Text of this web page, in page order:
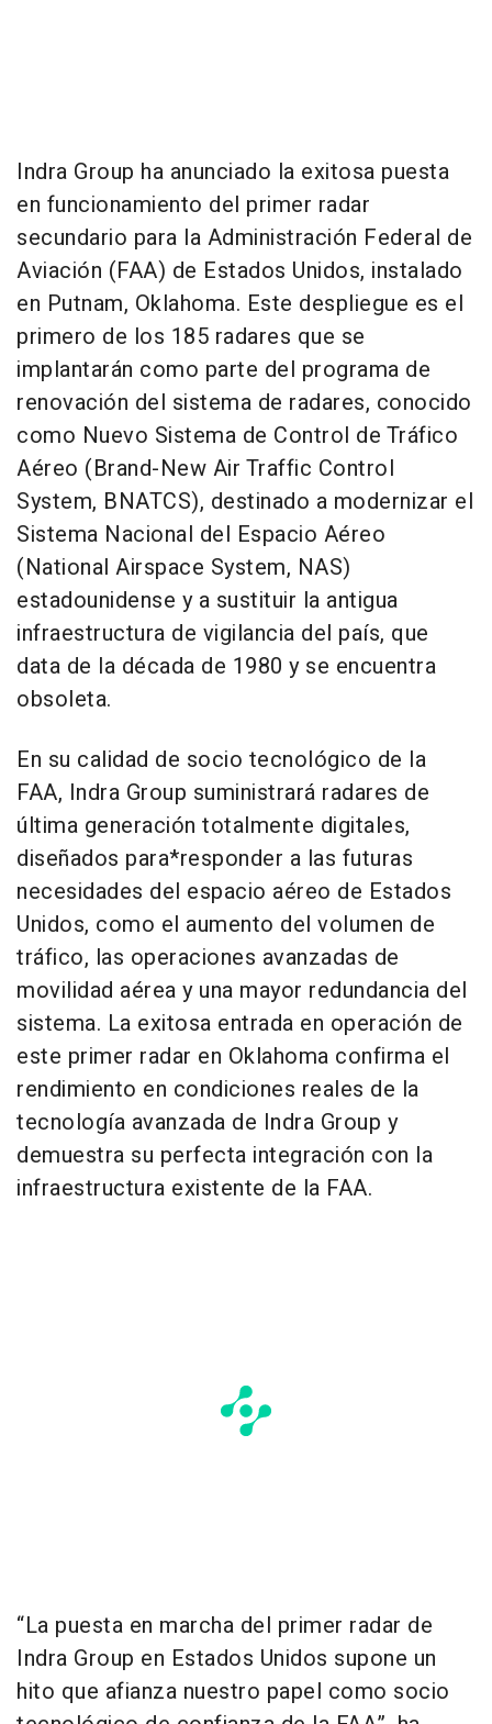
Indra Group ha anunciado la exitosa puesta
en funcionamiento del primer radar
secundario para la Administración Federal de
Aviación (FAA) de Estados Unidos, instalado
en Putnam, Oklahoma. Este despliegue es el
primero de los 185 radares que se
implantarán como parte del programa de
renovación del sistema de radares, conocido
como Nuevo Sistema de Control de Tráfico
Aéreo (Brand-New Air Traffic Control
System, BNATCS), destinado a modernizar el
Sistema Nacional del Espacio Aéreo
(National Airspace System, NAS)
estadounidense y a sustituir la antigua
infraestructura de vigilancia del país, que
data de la década de 1980 y se encuentra
obsoleta.
En su calidad de socio tecnológico de la
FAA, Indra Group suministrará radares de
última generación totalmente digitales,
diseñados para*responder a las futuras
necesidades del espacio aéreo de Estados
Unidos, como el aumento del volumen de
tráfico, las operaciones avanzadas de
movilidad aérea y una mayor redundancia del
sistema. La exitosa entrada en operación de
este primer radar en Oklahoma confirma el
rendimiento en condiciones reales de la
tecnología avanzada de Indra Group y
demuestra su perfecta integración con la
infraestructura existente de la FAA.
“La puesta en marcha del primer radar de
Indra Group en Estados Unidos supone un
hito que afianza nuestro papel como socio